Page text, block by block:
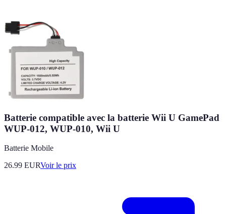
Batterie compatible avec la batterie Wii U GamePad
WUP-012, WUP-010, Wii U
Batterie Mobile
26.99 EURVoir le prix